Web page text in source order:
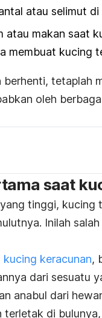
atau selimut di
atau makan saat
membuat kucing
tetaplah
oleh
saat
tinggi, kucing
Inilah
kucing keracunan,
dari sesuatu
anabul dari
terletak di